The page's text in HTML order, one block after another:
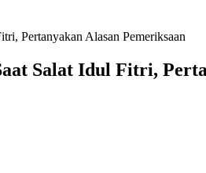
Pertanyakan Alasan Pemeriksaan
Salat Idul Fitri,